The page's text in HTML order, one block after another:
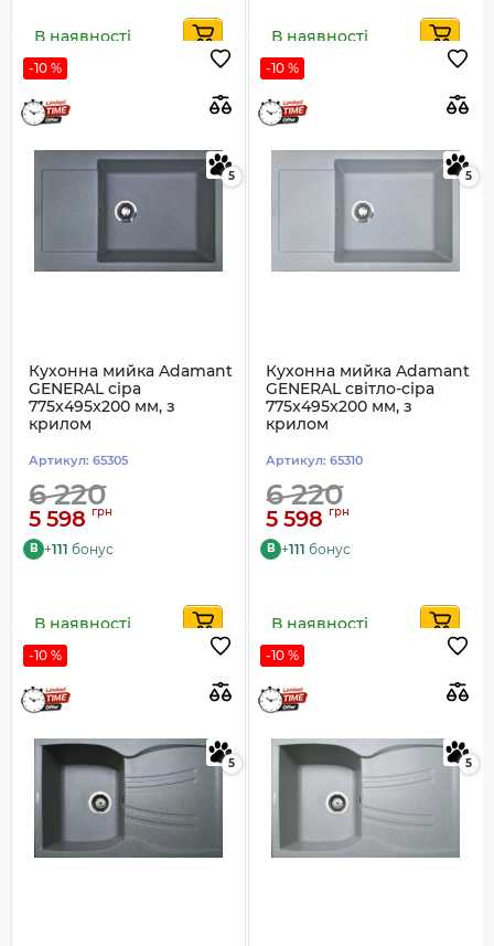
В наявності В наявності
-10 %
5
Кухонна мийка Adamant
GENERAL сіра
775x495x200 мм, з
крилом
Артикул: 65305
6 220
5 598 грн
B +111 бонус
В наявності
-10 %
5
Кухонна мийка Adamant
GENERAL світло-сіра
775x495x200 мм, з
крилом
Артикул: 65310
6 220
5 598 грн
B +111 бонус
В наявності
-10 %
5
-10 %
5